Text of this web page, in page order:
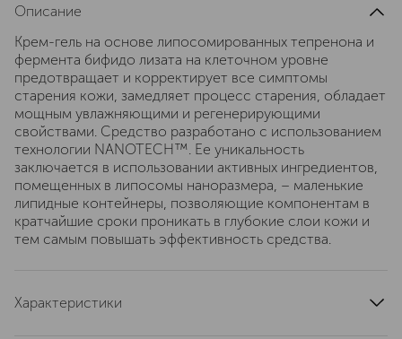
Описание
Крем-гель на основе липосомированных тепренона и
фермента бифидо лизата на клеточном уровне
предотвращает и корректирует все симптомы
старения кожи, замедляет процесс старения, обладает
мощным увлажняющими и регенерирующими
свойствами. Средство разработано с использованием
технологии NANOTECH™. Ее уникальность
заключается в использовании активных ингредиентов,
помещенных в липосомы наноразмера, – маленькие
липидные контейнеры, позволяющие компонентам в
кратчайшие сроки проникать в глубокие слои кожи и
тем самым повышать эффективность средства.
Характеристики